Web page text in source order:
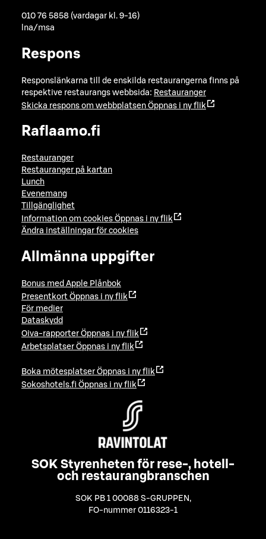
010 76 5858 (vardagar kl. 9-16)
lna/msa
Respons
Responslänkarna till de enskilda restaurangerna finns på
respektive restaurangs webbsida: Restauranger
Skicka respons om webbplatsen Öppnas i ny flik
Raflaamo.fi
Restauranger
Restauranger på kartan
Lunch
Evenemang
Tillgänglighet
Information om cookies Öppnas i ny flik
Ändra inställningar för cookies
Allmänna uppgifter
Bonus med Apple Plånbok
Presentkort Öppnas i ny flik
För medier
Dataskydd
Oiva-rapporter Öppnas i ny flik
Arbetsplatser Öppnas i ny flik
Boka mötesplatser Öppnas i ny flik
Sokoshotels.fi Öppnas i ny flik
SOK Styrenheten för rese-, hotell-
och restaurangbranschen
SOK PB 1 00088 S-GRUPPEN ,
FO-nummer 0116323-1